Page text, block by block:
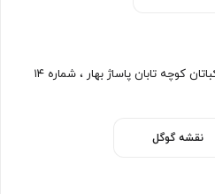
کوچه تابان پاساژ بهار ، شماره ۱۴
نقشه گوگل